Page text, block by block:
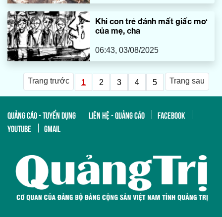
Khi con trẻ đánh mất giấc mơ
của mẹ, cha
06:43, 03/08/2025
Trang trước 1 2 3 4 5 Trang sau
QUẢNG CÁO - TUYỂN DỤNG LIÊN HỆ - QUẢNG CÁO
FACEBOOK
YOUTUBE
GMAIL